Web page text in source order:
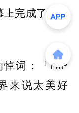
完成了这场
词：「RIP
来说太美好